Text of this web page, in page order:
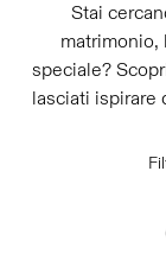
Stai
matrimonio,
speciale?
lasciati ispirare